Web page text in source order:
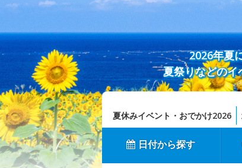
2026年夏
夏祭りなどのイ
夏休みイベント・おでかけ2026
日付から探す